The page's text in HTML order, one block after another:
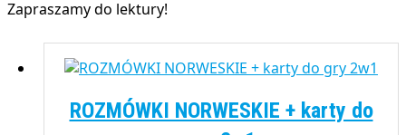
Zapraszamy do lektury!
ROZMÓWKI NORWESKIE + karty do